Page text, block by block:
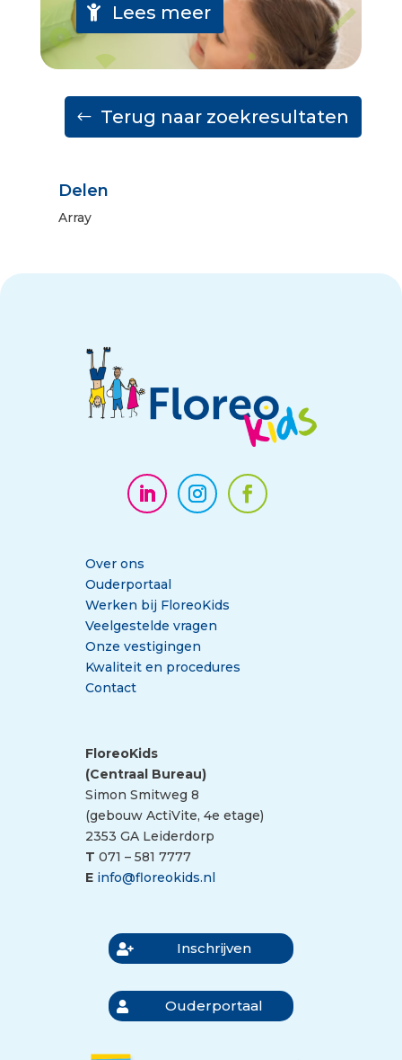
Lees meer
Terug naar zoekresultaten
Delen
Array
Over ons
Ouderportaal
Werken bij FloreoKids
Veelgestelde vragen
Onze vestigingen
Kwaliteit en procedures
Contact
FloreoKids
(Centraal Bureau)
Simon Smitweg 8
(gebouw ActiVite, 4e etage)
2353 GA Leiderdorp
T 071 – 581 7777
E info@floreokids.nl
Inschrijven
Ouderportaal